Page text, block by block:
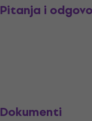
Pitanja i
Dokumenti